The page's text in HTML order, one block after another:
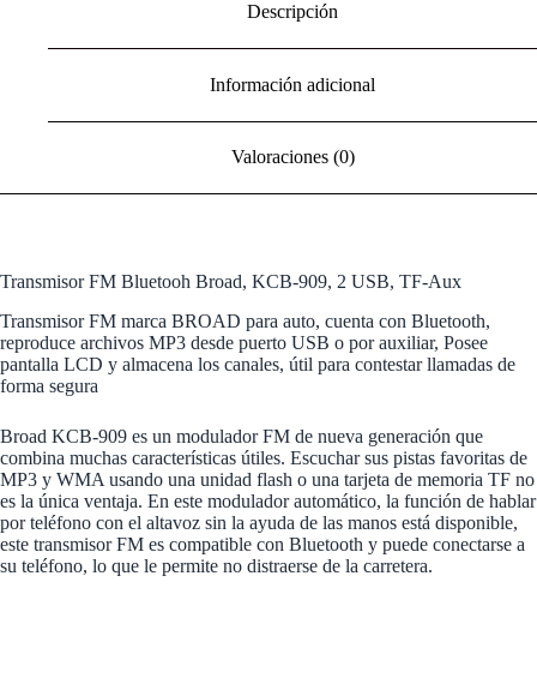
Descripción
Información adicional
Valoraciones (0)
Transmisor FM Bluetooh Broad, KCB-909, 2 USB, TF-Aux
Transmisor FM marca BROAD para auto, cuenta con Bluetooth,
reproduce archivos MP3 desde puerto USB o por auxiliar, Posee
pantalla LCD y almacena los canales, útil para contestar llamadas de
forma segura
Broad KCB-909 es un modulador FM de nueva generación que
combina muchas características útiles. Escuchar sus pistas favoritas de
MP3 y WMA usando una unidad flash o una tarjeta de memoria TF no
es la única ventaja. En este modulador automático, la función de hablar
por teléfono con el altavoz sin la ayuda de las manos está disponible,
este transmisor FM es compatible con Bluetooth y puede conectarse a
su teléfono, lo que le permite no distraerse de la carretera.